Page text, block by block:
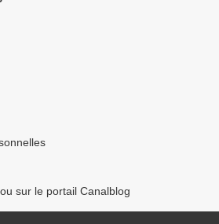
sur le portail Canalblog